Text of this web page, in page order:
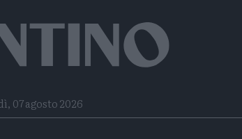
07 agosto 2026